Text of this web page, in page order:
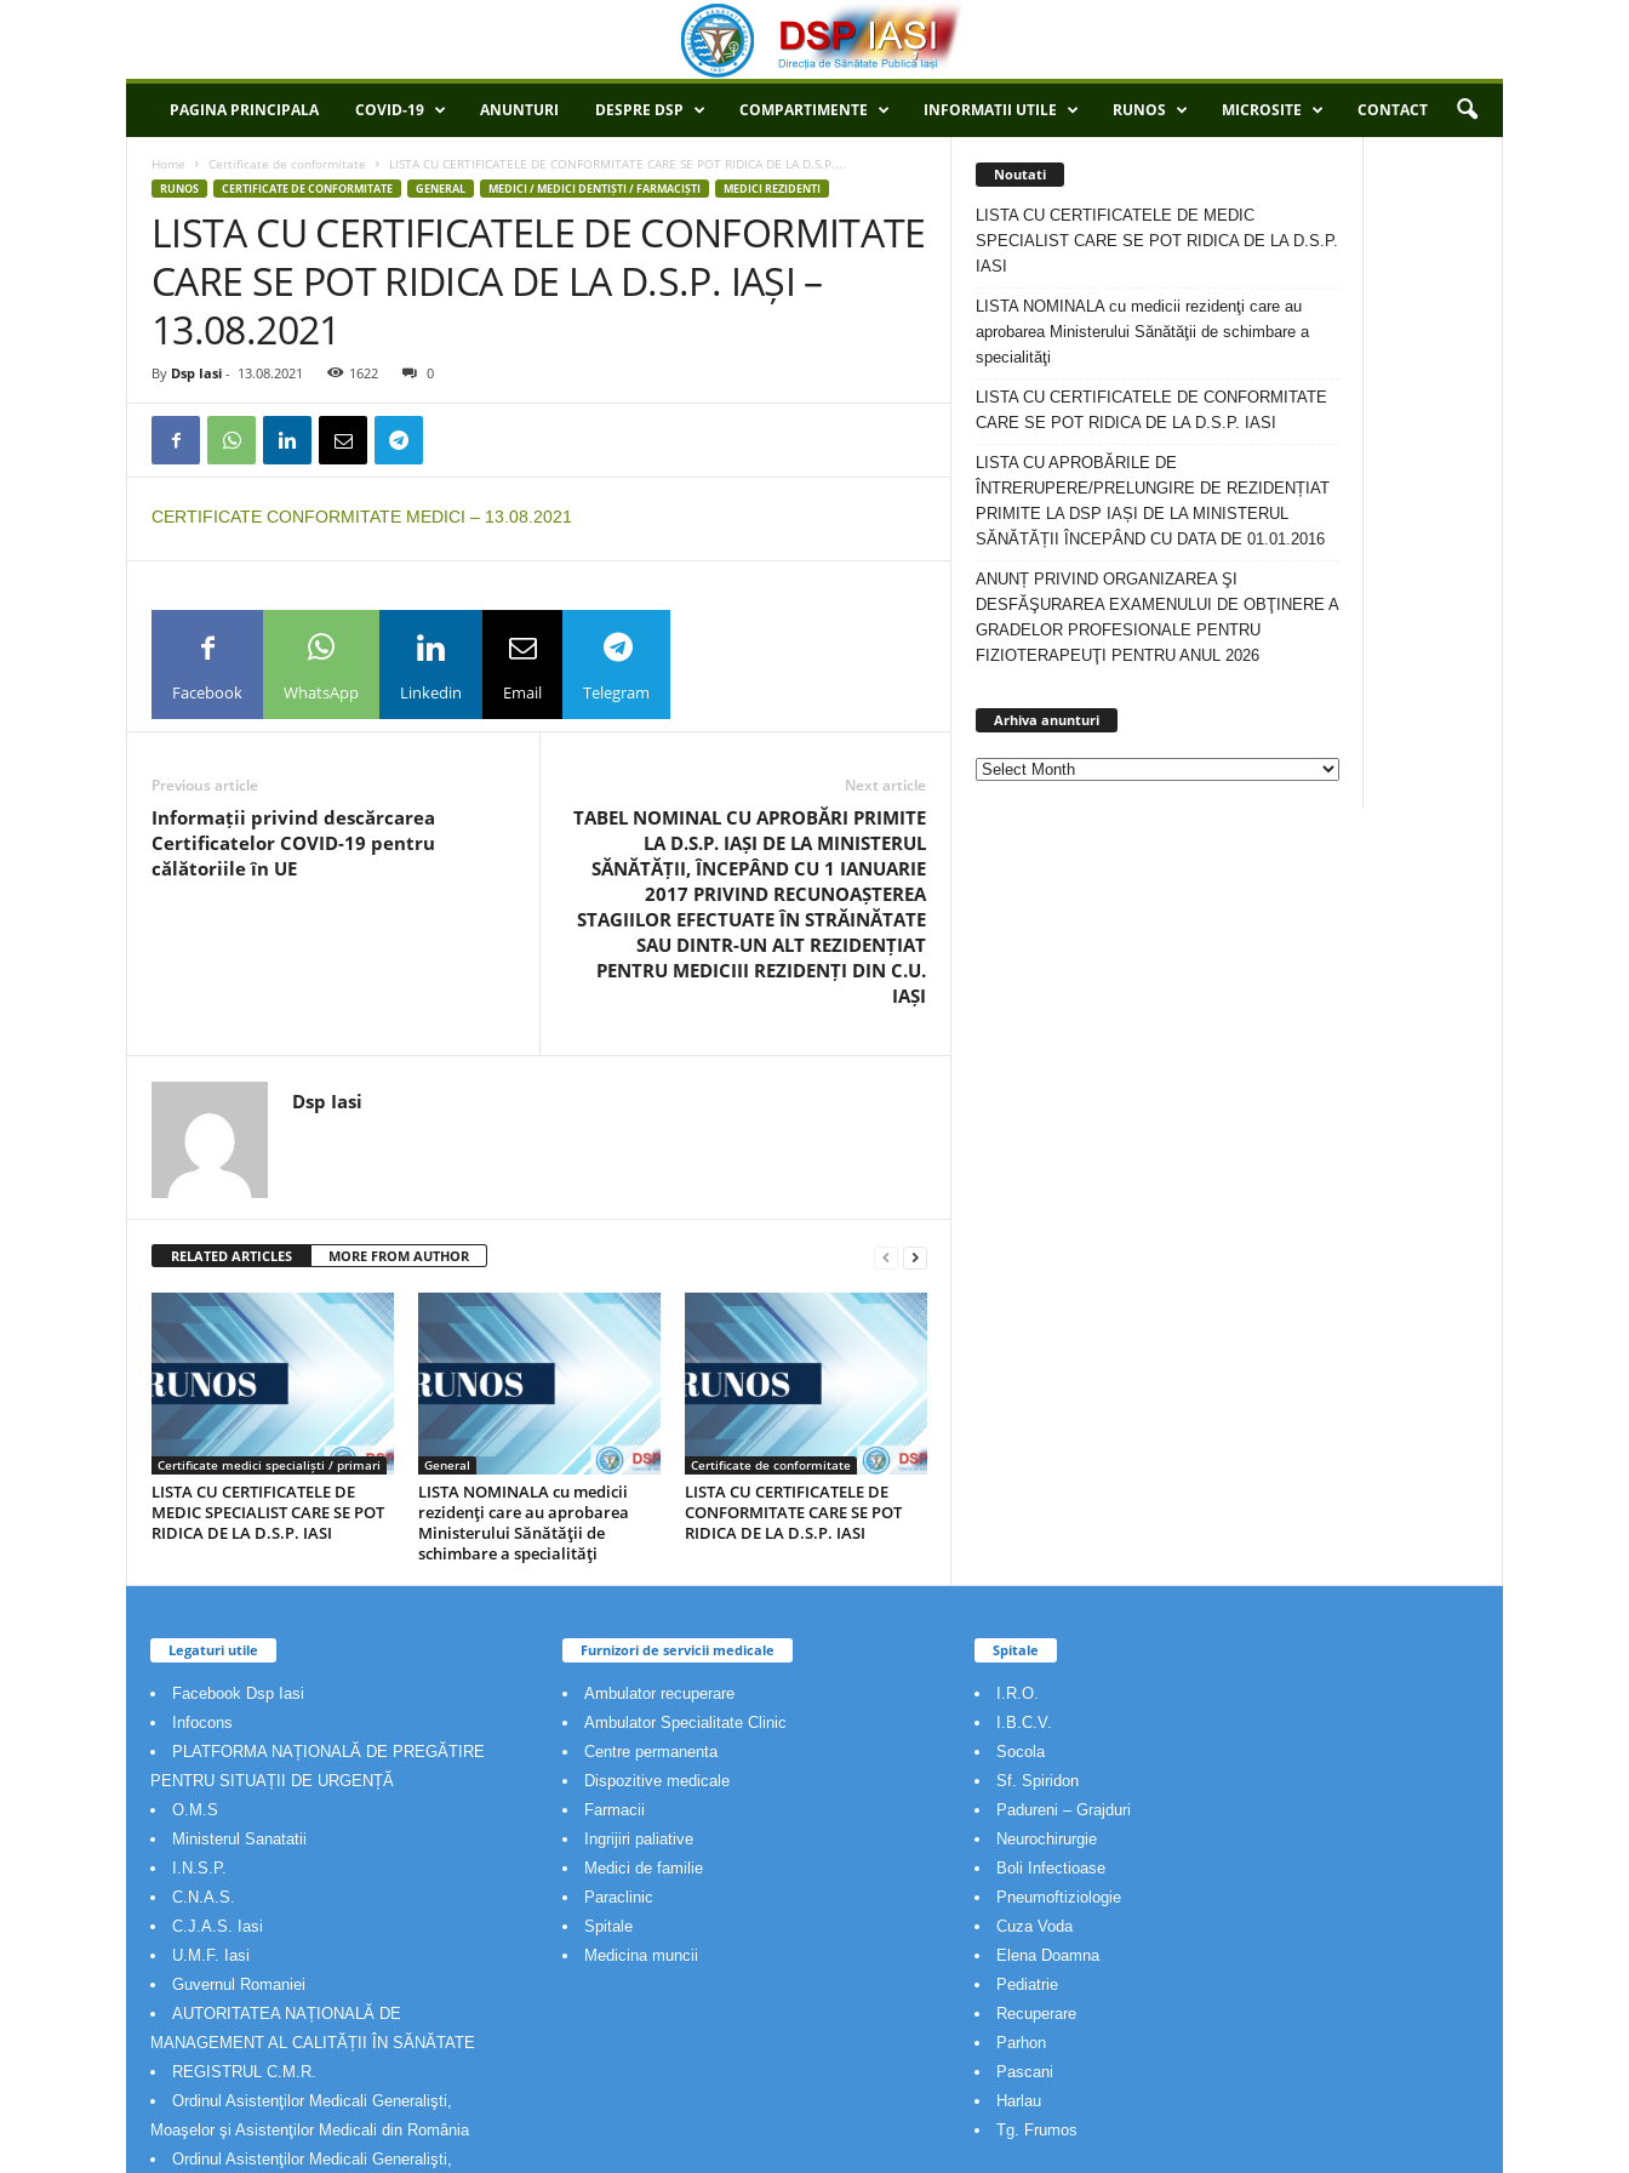
P
PAGINA PRINCIPALA COVID-19 ANUNTURI DESPRE DSP COMPARTIMENTE INFORMATII UTILE RUNOS MICROSITE CONTACT
Home Certificate de conformitate LISTA CU CERTIFICATELE DE CONFORMITATE CARE SE POT RIDICA DE LA D.S.P....
RUNOS CERTIFICATE DE CONFORMITATE GENERAL MEDICI / MEDICI DENTIȘTI / FARMACIȘTI MEDICI REZIDENTI
LISTA CU CERTIFICATELE DE CONFORMITATE
CARE SE POT RIDICA DE LA D.S.P. IAȘI –
13.08.2021
By Dsp Iasi - 13.08.2021 1622 0
CERTIFICATE CONFORMITATE MEDICI – 13.08.2021
Facebook WhatsApp Linkedin Email Telegram
Previous article
Informații privind descărcarea
Certificatelor COVID-19 pentru
călătoriile în UE
Next article
TABEL NOMINAL CU APROBĂRI PRIMITE
LA D.S.P. IAȘI DE LA MINISTERUL
SĂNĂTĂȚII, ÎNCEPÂND CU 1 IANUARIE
2017 PRIVIND RECUNOAȘTEREA
STAGIILOR EFECTUATE ÎN STRĂINĂTATE
SAU DINTR-UN ALT REZIDENȚIAT
PENTRU MEDICIII REZIDENȚI DIN C.U.
IAȘI
Dsp Iasi
RELATED ARTICLES MORE FROM AUTHOR
Certificate medici specialiști / primari
LISTA CU CERTIFICATELE DE
MEDIC SPECIALIST CARE SE POT
RIDICA DE LA D.S.P. IASI
General
LISTA NOMINALA cu medicii
rezidenţi care au aprobarea
Ministerului Sănătăţii de
schimbare a specialităţi
Certificate de conformitate
LISTA CU CERTIFICATELE DE
CONFORMITATE CARE SE POT
RIDICA DE LA D.S.P. IASI
Noutati
LISTA CU CERTIFICATELE DE MEDIC
SPECIALIST CARE SE POT RIDICA DE LA D.S.P.
IASI
LISTA NOMINALA cu medicii rezidenţi care au
aprobarea Ministerului Sănătăţii de schimbare a
specialităţi
LISTA CU CERTIFICATELE DE CONFORMITATE
CARE SE POT RIDICA DE LA D.S.P. IASI
LISTA CU APROBĂRILE DE
ÎNTRERUPERE/PRELUNGIRE DE REZIDENȚIAT
PRIMITE LA DSP IAȘI DE LA MINISTERUL
SĂNĂTĂȚII ÎNCEPÂND CU DATA DE 01.01.2016
ANUNȚ PRIVIND ORGANIZAREA ŞI
DESFĂŞURAREA EXAMENULUI DE OBŢINERE A
GRADELOR PROFESIONALE PENTRU
FIZIOTERAPEUŢI PENTRU ANUL 2026
Arhiva anunturi
Legaturi utile
Facebook Dsp Iasi
Infocons
PLATFORMA NAȚIONALĂ DE PREGĂTIRE
PENTRU SITUAȚII DE URGENȚĂ
O.M.S
Ministerul Sanatatii
I.N.S.P.
C.N.A.S.
C.J.A.S. Iasi
U.M.F. Iasi
Guvernul Romaniei
AUTORITATEA NAȚIONALĂ DE
MANAGEMENT AL CALITĂȚII ÎN SĂNĂTATE
REGISTRUL C.M.R.
Ordinul Asistenţilor Medicali Generalişti,
Moaşelor şi Asistenţilor Medicali din România
Ordinul Asistenţilor Medicali Generalişti,
Furnizori de servicii medicale
Ambulator recuperare
Ambulator Specialitate Clinic
Centre permanenta
Dispozitive medicale
Farmacii
Ingrijiri paliative
Medici de familie
Paraclinic
Spitale
Medicina muncii
Spitale
I.R.O.
I.B.C.V.
Socola
Sf. Spiridon
Padureni – Grajduri
Neurochirurgie
Boli Infectioase
Pneumoftiziologie
Cuza Voda
Elena Doamna
Pediatrie
Recuperare
Parhon
Pascani
Harlau
Tg. Frumos